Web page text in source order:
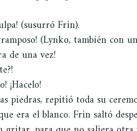
(susurró Frin).
(Lynko, también con
de una vez!
¡Hacelo!
piedras, repitió toda su
era el blanco. Frin saltó